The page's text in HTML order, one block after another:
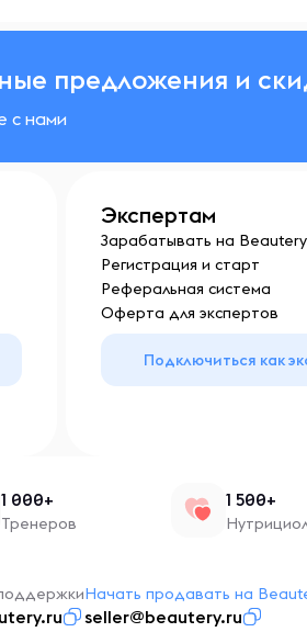
предложения и
с нами
Экспертам
Зарабатывать на Beautery
Регистрация и старт
Реферальная система
Оферта для экспертов
Подключиться как
1 000+
Тренеров
1 500+
Начать продавать на
seller@beautery.ru